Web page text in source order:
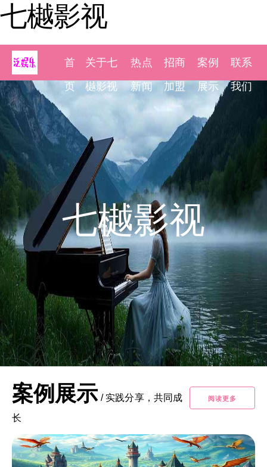
七樾影视
首
页
关于七
樾影视
热点
新闻
招商
加盟
案例
展示
联系
我们
七樾影视
案例展示 / 实践分享，共同成
长
阅读更多